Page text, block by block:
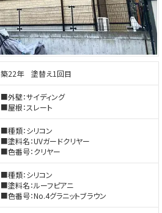
築22年 塗替え1回目
■外壁：サイディング
■屋根：スレート
■種類：シリコン
■塗料名：UVガードクリヤー
■色番号：クリヤー
■種類：シリコン
■塗料名：ルーフピアニ
■色番号：No.4グラニットブラウン